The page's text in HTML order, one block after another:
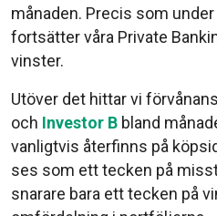
månaden. Precis som
fortsätter våra Private
vinster.
Utöver det hittar vi
och Investor B bland
vanligtvis återfinns på
ses som ett tecken på
snarare bara ett tecken på